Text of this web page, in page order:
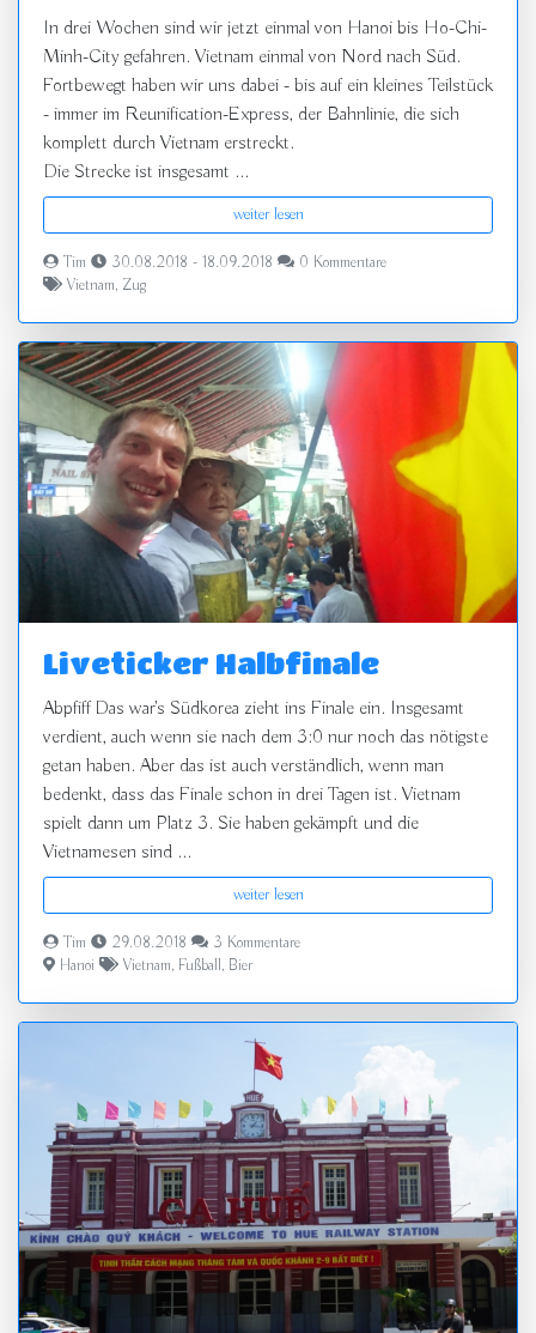
In drei Wochen sind wir jetzt einmal von Hanoi bis Ho-Chi-
Minh-City gefahren. Vietnam einmal von Nord nach Süd.
Fortbewegt haben wir uns dabei - bis auf ein kleines Teilstück
- immer im Reunification-Express, der Bahnlinie, die sich
komplett durch Vietnam erstreckt.
Die Strecke ist insgesamt ...
weiter lesen
Tim 30.08.2018 - 18.09.2018
0 Kommentare
Vietnam, Zug
Liveticker Halbfinale
Abpfiff Das war's Südkorea zieht ins Finale ein. Insgesamt
verdient, auch wenn sie nach dem 3:0 nur noch das nötigste
getan haben. Aber das ist auch verständlich, wenn man
bedenkt, dass das Finale schon in drei Tagen ist. Vietnam
spielt dann um Platz 3. Sie haben gekämpft und die
Vietnamesen sind ...
weiter lesen
Tim 29.08.2018
3 Kommentare
Hanoi
Vietnam, Fußball, Bier